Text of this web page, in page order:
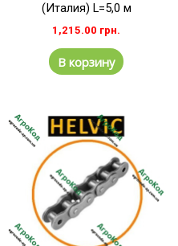
(Италия) L=5,0 м
1,215.00 грн.
В корзину